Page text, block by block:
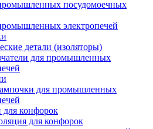
посудомоечных
электропечей
детали (изоляторы)
для промышленных
для промышленных
конфорок
для конфорок